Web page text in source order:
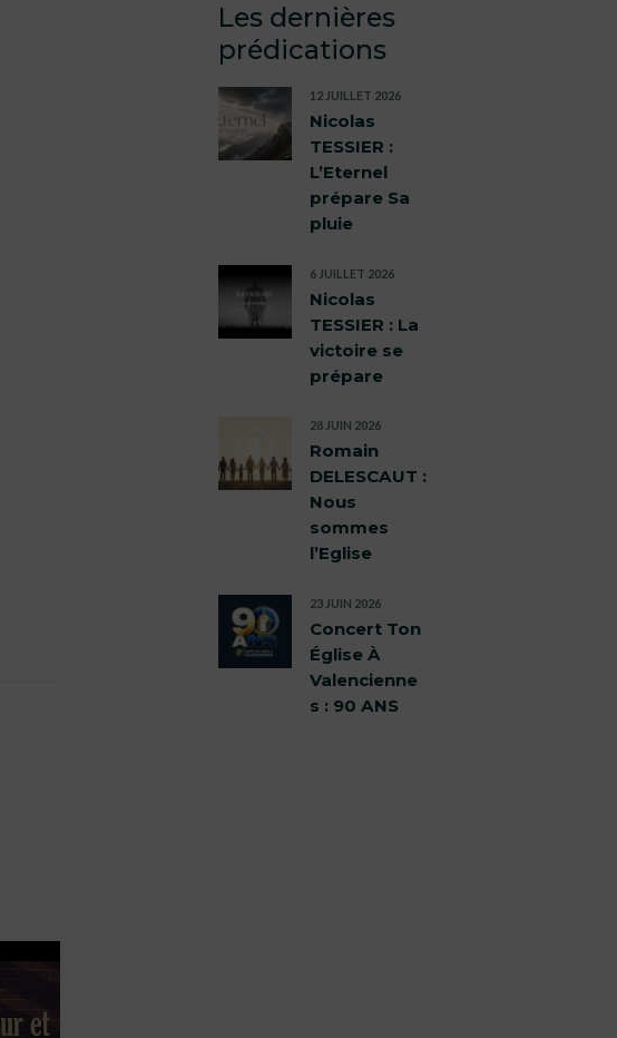
Les dernières
prédications
Nicolas
TESSIER :
L’Eternel
prépare Sa
pluie
12 JUILLET 2026
Nicolas
TESSIER : La
victoire se
prépare
6 JUILLET 2026
Romain
DELESCAUT :
Nous
sommes
l’Eglise
28 JUIN 2026
Concert Ton
Église À
Valencienne
s : 90 ANS
23 JUIN 2026